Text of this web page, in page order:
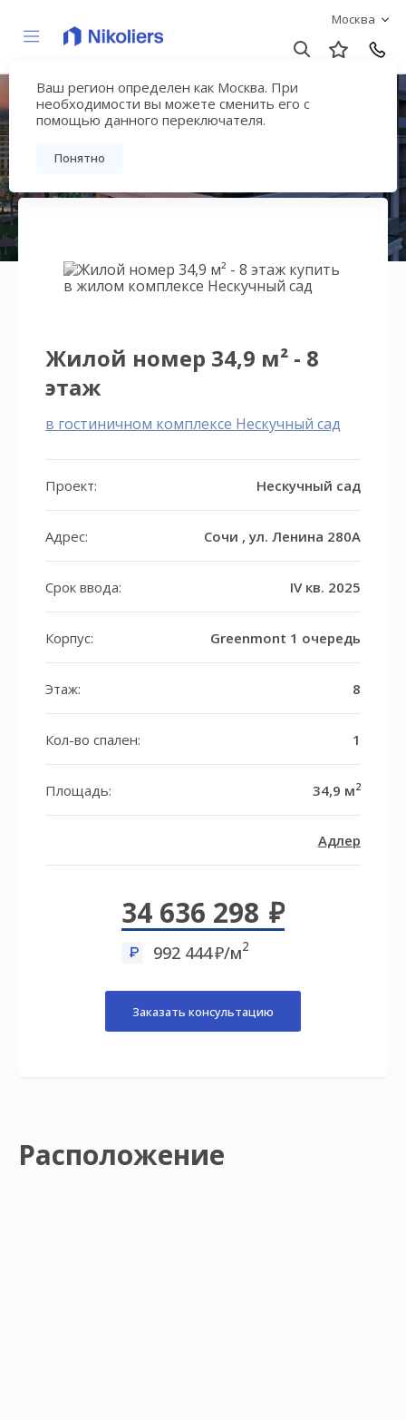
Москва
Ваш регион определен как Москва. При
необходимости вы можете сменить его с
помощью данного переключателя.
Понятно
Нескучный сад
Вернуться на страницу гостиничного
Жилой номер 34,9 м² - 8
этаж
в гостиничном комплексе Нескучный сад
Проект: Нескучный сад
Адрес: Сочи , ул. Ленина 280А
Срок ввода: IV кв. 2025
Корпус: Greenmont 1 очередь
Этаж: 8
Кол-во спален: 1
Площадь: 34,9 м2
Адлер
34 636 298
992 444 /м2
Заказать консультацию
Расположение